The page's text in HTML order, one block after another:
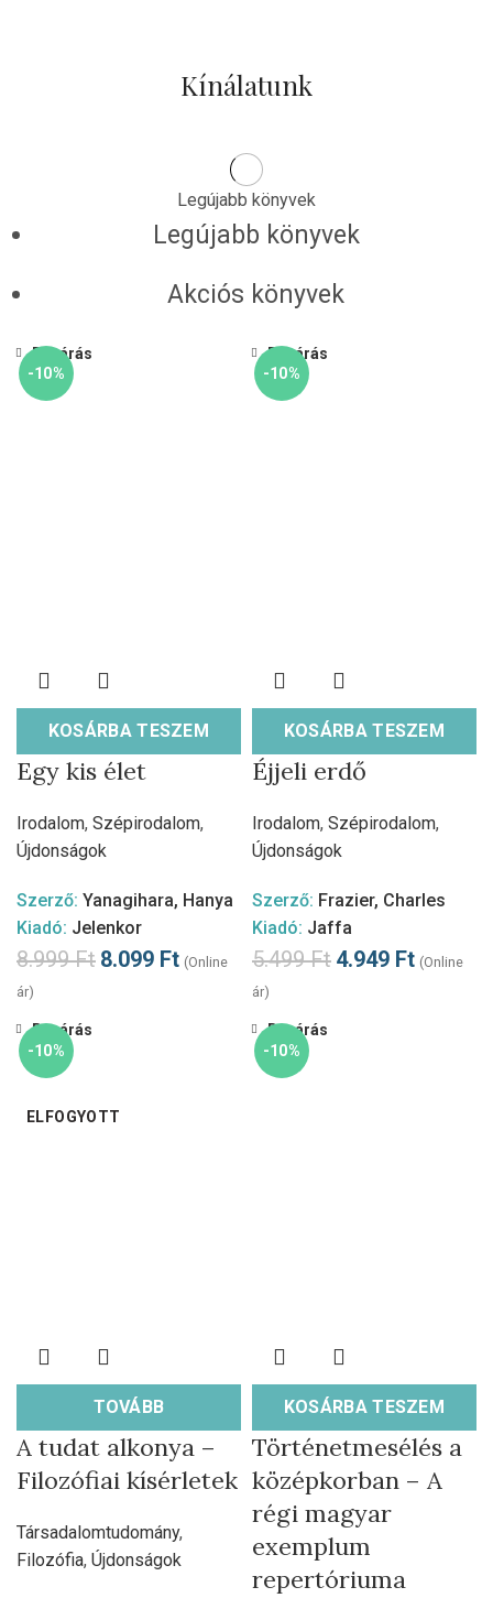
Kínálatunk
Legújabb könyvek
Legújabb könyvek
Akciós könyvek
-10%
KOSÁRBA TESZEM
Bezárás
Egy kis élet
Irodalom, Szépirodalom,
Újdonságok
Szerző: Yanagihara, Hanya
Kiadó: Jelenkor
8.999Ft 8.099 Ft (Online
ár)
-10%
KOSÁRBA TESZEM
Bezárás
Éjjeli erdő
Irodalom, Szépirodalom,
Újdonságok
Szerző: Frazier, Charles
Kiadó: Jaffa
5.499Ft 4.949 Ft (Online
ár)
-10%
ELFOGYOTT
TOVÁBB
Bezárás
A tudat alkonya –
Filozófiai kísérletek
Társadalomtudomány,
Filozófia, Újdonságok
-10%
KOSÁRBA TESZEM
Bezárás
Történetmesélés a
középkorban – A
régi magyar
exemplum
repertóriuma